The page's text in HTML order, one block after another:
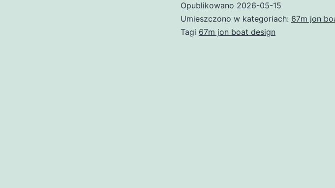
Design:
The
Opublikowano 2026-05-15
Umieszczono w kategoriach: 67m jon
Tagi 67m jon boat design